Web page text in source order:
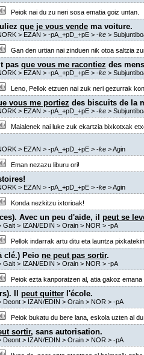
Peiok nai du zu neri sosa ematia goiz untan.
que je vous vendema voiture.
> EZAN > -pA_+pD_+pE> -ke>
Gan den urtian nai zinduen nik otoa saltzia
pas que vous me racontiez des
> EZAN > -pA_+pD_+pE> -ke>
Leno, Pellok etzuen nai zuk neri gezurrak
vous me portiez des biscuits de la
> EZAN > -pA_+pD_+pE> -ke>
Maialenek nai luke zuk ekartzia bixkotxak
> EZAN > -pA_+pD_+pE> -ke>Agin
Eman nezazu liburu ori!
> EZAN > -pA_+pD_+pE> -ke>Agin
Konda nezkitzu ixtorioak!
Avec un peu d'aide, il peut se
Gait> IZAN/EDIN > Orain> NOR > -pA
Pellok indarrak artu ditu eta launtza
clé.) Peio ne peut pas sortir.
Gait> IZAN/EDIN > Orain> NOR > -pA
Peiok ezta kanporatzen al, atia gakoz emana
Il peut quitterl'école.
Deont> IZAN/EDIN > Orain> NOR > -pA
Peiok bukatu du bere lana, eskola uzten al
sortir, sans autorisation.
Deont> IZAN/EDIN > Orain> NOR > -pA